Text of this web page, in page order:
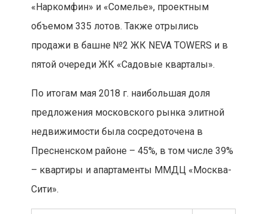
«Наркомфин» и «Сомелье», проектным
объемом 335 лотов. Также отрылись
продажи в башне №2 ЖК NEVA TOWERS и в
пятой очереди ЖК «Садовые кварталы».
По итогам мая 2018 г. наибольшая доля
предложения московского рынка элитной
недвижимости была сосредоточена в
Пресненском районе – 45%, в том числе 39%
– квартиры и апартаменты ММДЦ «Москва-
Сити».